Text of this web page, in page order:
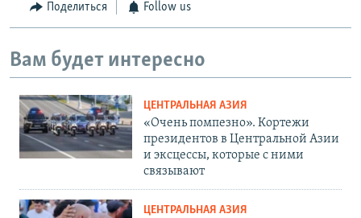
Поделиться Follow us
Вам будет интересно
ЦЕНТРАЛЬНАЯ АЗИЯ
«Очень помпезно». Кортежи
президентов в Центральной Азии
и эксцессы, которые с ними
связывают
ЦЕНТРАЛЬНАЯ АЗИЯ